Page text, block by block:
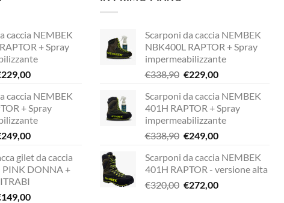
caccia NEMBEK
+ Spray
229,00Il
attuale
è:
€229,00.
caccia NEMBEK
+ Spray
249,00Il
attuale
è:
gilet da caccia
PINK DONNA +
149,00Il
Scarponi da caccia NEMBEK
NBK400L RAPTOR + Spray
impermeabilizzante
€338,90 Il
originale
era:
€338,90.
€229,00Il
attuale
è:
€229,00.
Scarponi da caccia NEMBEK
401H RAPTOR + Spray
impermeabilizzante
€338,90 Il
originale
era:
€338,90.
€249,00Il
attuale
è:
€249,00.
Scarponi da caccia NEMBEK
401H RAPTOR - versione alta
€320,00 Il
€272,00Il